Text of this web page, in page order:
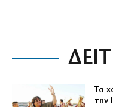
Τα
την